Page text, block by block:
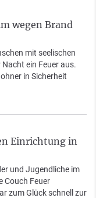
wegen Brand
mit seelischen
ein Feuer aus.
in Sicherheit
Einrichtung in
und Jugendliche im
Couch Feuer
zum Glück schnell zur